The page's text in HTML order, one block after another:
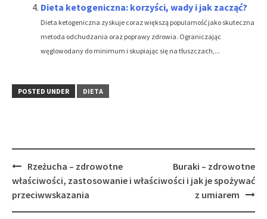
Dieta ketogeniczna: korzyści, wady i jak zacząć?
Dieta ketogeniczna zyskuje coraz większą popularność jako skuteczna
metoda odchudzania oraz poprawy zdrowia. Ograniczając
węglowodany do minimum i skupiając się na tłuszczach,...
POSTED UNDER DIETA
Post
navigation
Rzeżucha – zdrowotne
właściwości, zastosowanie i
przeciwwskazania
Buraki – zdrowotne
właściwości i jak je spożywać
z umiarem